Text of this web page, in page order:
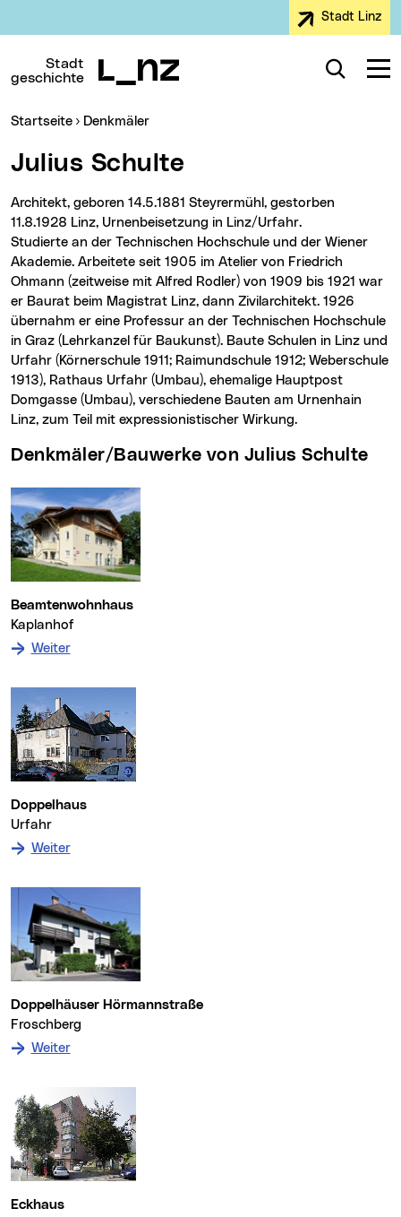
Stadt Linz
Stadt
geschichte
Suche
Sie sind hier:
Startseite Denkmäler
Julius Schulte
Architekt, geboren 14.5.1881 Steyrermühl, gestorben
11.8.1928 Linz, Urnenbeisetzung in Linz/Urfahr.
Studierte an der Technischen Hochschule und der Wiener
Akademie. Arbeitete seit 1905 im Atelier von Friedrich
Ohmann (zeitweise mit Alfred Rodler) von 1909 bis 1921 war
er Baurat beim Magistrat Linz, dann Zivilarchitekt. 1926
übernahm er eine Professur an der Technischen Hochschule
in Graz (Lehrkanzel für Baukunst). Baute Schulen in Linz und
Urfahr (Körnerschule 1911; Raimundschule 1912; Weberschule
1913), Rathaus Urfahr (Umbau), ehemalige Hauptpost
Domgasse (Umbau), verschiedene Bauten am Urnenhain
Linz, zum Teil mit expressionistischer Wirkung.
Denkmäler/Bauwerke von Julius Schulte
Beamtenwohnhaus
Kaplanhof
Weiter: zum Denkmal Beamtenwohnhaus
Doppelhaus
Urfahr
Weiter: zum Denkmal Doppelhaus
Doppelhäuser Hörmannstraße
Froschberg
Weiter: zum Denkmal Doppelhäuser Hörmannstraße
Eckhaus